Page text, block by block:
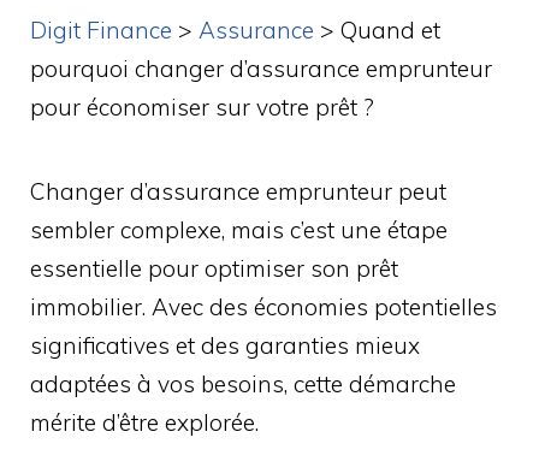
Digit Finance > Assurance > Quand et
pourquoi changer d’assurance emprunteur
pour économiser sur votre prêt ?
Changer d’assurance emprunteur peut
sembler complexe, mais c’est une étape
essentielle pour optimiser son prêt
immobilier. Avec des économies potentielles
significatives et des garanties mieux
adaptées à vos besoins, cette démarche
mérite d’être explorée.